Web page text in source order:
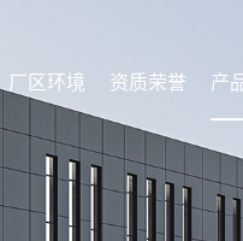
厂区环境 资质荣誉 产